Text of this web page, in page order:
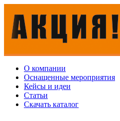
О компании
Оснащенные мероприятия
Кейсы и идеи
Статьи
Скачать каталог